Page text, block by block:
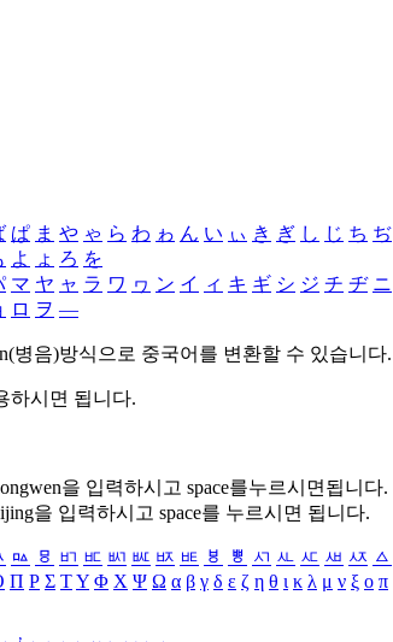
ぱ ま や ゃ ら わ ゎ ん い ぃ き ぎ し じ ち ぢ
よ ょ ろ を
マ ヤ ャ ラ ワ ヮ ン イ ィ キ ギ シ ジ チ ヂ ニ
ロ ヲ ―
병음)방식으로 중국어를 변환할 수 있습니다.
하시면 됩니다.
을 입력하시고 space를누르시면됩니다.
을 입력하시고 space를 누르시면 됩니다.
ㅰ ㅱ ㅲ ㅳ ㅴ ㅵ ㅶ ㅷ ㅸ ㅹ ㅺ ㅻ ㅼ ㅽ ㅾ ㅿ
Π Ρ Σ ΤΥ Φ Χ Ψ Ω α β γ δ ε ζ η θ ι κ λ μ ν ξ ο π